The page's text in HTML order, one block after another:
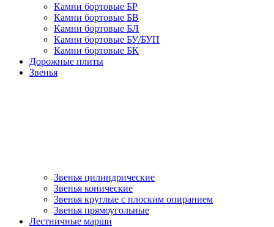
Камни бортовые БР
Камни бортовые БВ
Камни бортовые БЛ
Камни бортовые БУ/БУП
Камни бортовые БК
Дорожные плиты
Звенья
Звенья цилиндрические
Звенья конические
Звенья круглые с плоским опиранием
Звенья прямоугольные
Лестничные марши